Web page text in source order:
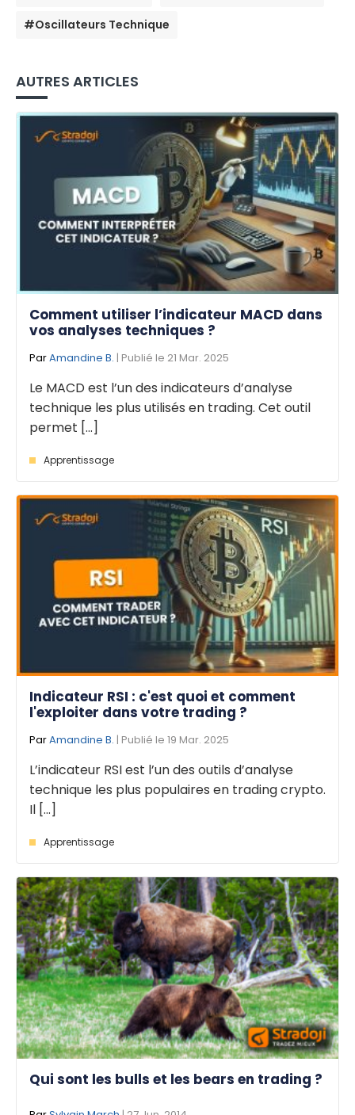
#Oscillateurs Technique
AUTRES ARTICLES
Comment utiliser l’indicateur MACD dans
vos analyses techniques ?
ParAmandine B. | Publié le 21 Mar. 2025
Le MACD est l’un des indicateurs d’analyse
technique les plus utilisés en trading. Cet outil
permet [...]
Apprentissage
Indicateur RSI : c'est quoi et comment
l'exploiter dans votre trading ?
ParAmandine B. | Publié le 19 Mar. 2025
L’indicateur RSI est l’un des outils d’analyse
technique les plus populaires en trading crypto.
Il [...]
Apprentissage
Qui sont les bulls et les bears en trading ?